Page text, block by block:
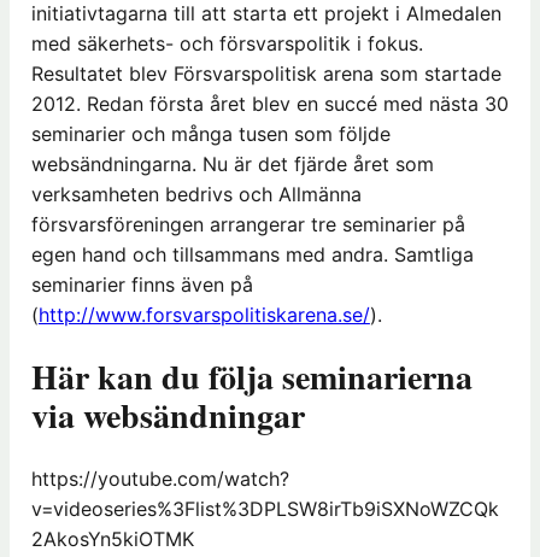
initiativtagarna till att starta ett projekt i Almedalen
med säkerhets- och försvarspolitik i fokus.
Resultatet blev Försvarspolitisk arena som startade
2012. Redan första året blev en succé med nästa 30
seminarier och många tusen som följde
websändningarna. Nu är det fjärde året som
verksamheten bedrivs och Allmänna
försvarsföreningen arrangerar tre seminarier på
egen hand och tillsammans med andra. Samtliga
seminarier finns även på
(http://www.forsvarspolitiskarena.se/).
Här kan du följa seminarierna
via websändningar
https://youtube.com/watch?
v=videoseries%3Flist%3DPLSW8irTb9iSXNoWZCQk
2AkosYn5kiOTMK